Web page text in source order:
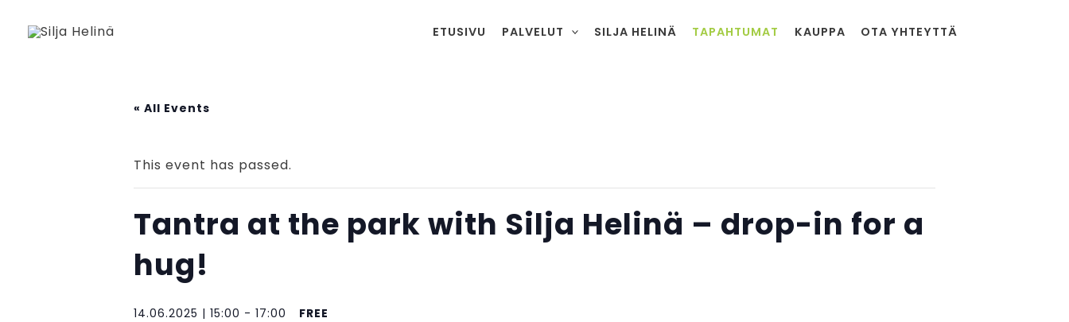
sisältöön
ETUSIVU PALVELUT SILJA HELINÄ TAPAHTUMAT KAUPPA OTA YHTEYTTÄ
« All Events
This event has passed.
Tantra at the park with Silja Helinä – drop-in for a
hug!
14.06.2025 | 15:00 - 17:00 FREE